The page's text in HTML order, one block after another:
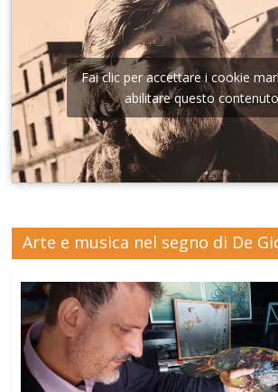
Fai clic per accettare i cookie
abilitare questo contenuto
Arte e musica nel segno di De